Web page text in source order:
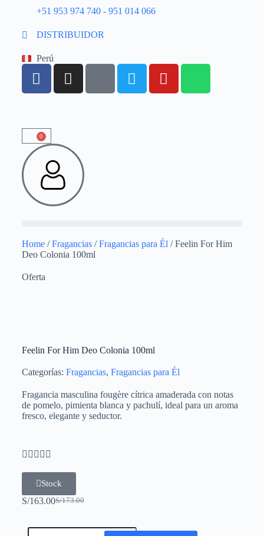
+51 953 974 740 - 951 014 066
DISTRIBUIDOR
Perú
0
Home/Fragancias/Fragancias para Él / Feelin For Him
Deo Colonia 100ml
Oferta
Feelin For Him Deo Colonia 100ml
Categorías: Fragancias, Fragancias para Él
Fragancia masculina fougère cítrica amaderada con notas
de pomelo, pimienta blanca y pachulí, ideal para un aroma
fresco, elegante y seductor.
    
Stock
S/173.00
S/163.00